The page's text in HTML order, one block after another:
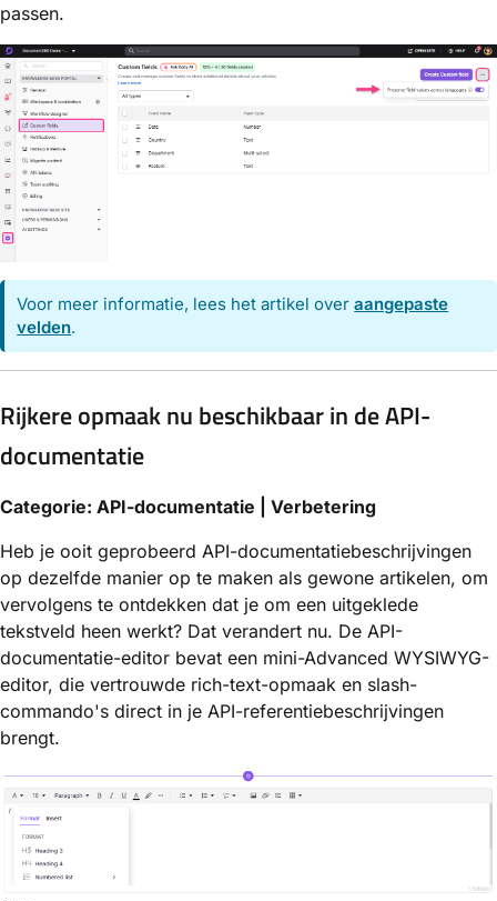
passen.
Voor meer informatie, lees het artikel overaangepaste
velden.
Rijkere opmaak nu beschikbaar in de API-
documentatie
Categorie: API-documentatie | Verbetering
Heb je ooit geprobeerd API-documentatiebeschrijvingen
op dezelfde manier op te maken als gewone artikelen, om
vervolgens te ontdekken dat je om een uitgeklede
tekstveld heen werkt? Dat verandert nu. De API-
documentatie-editor bevat een mini-Advanced WYSIWYG-
editor, die vertrouwde rich-text-opmaak en slash-
commando's direct in je API-referentiebeschrijvingen
brengt.